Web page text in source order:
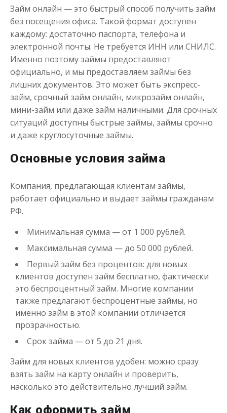
Сумма до50 000₽
от 1 до 21 дня
Получить
Срок от 1до 21 дня
Получить
Одолжим до 30 дней
Сумма
от 1
Получить
Займ онлайн — это быстрый способ получить займ
без посещения офиса. Такой формат доступен
каждому: достаточно паспорта, телефона и
электронной почты. Не требуется ИНН или СНИЛС.
Именно поэтому займы предоставляют
официально, и мы предоставляем займы без
лишних документов. Это может быть экспресс-
займ, срочный займ онлайн, микрозайм онлайн,
мини-займ или даже займ наличными. Для срочных
ситуаций доступны быстрые займы, займы срочно
и даже круглосуточные займы.
Основные условия займа
Компания, предлагающая клиентам займы,
работает официально и выдает займы гражданам
РФ.
Минимальная сумма — от 1 000 рублей.
Максимальная сумма — до 50 000 рублей.
Первый займ без процентов: для новых
клиентов доступен займ бесплатно, фактически
это беспроцентный займ. Многие компании
также предлагают беспроцентные займы, но
именно займ в этой компании отличается
прозрачностью.
Срок займа — от 5 до 21 дня.
Займ для новых клиентов удобен: можно сразу
взять займ на карту онлайн и проверить,
насколько это действительно лучший займ.
Как оформить займ